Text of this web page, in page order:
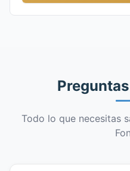
Todo lo que necesitas